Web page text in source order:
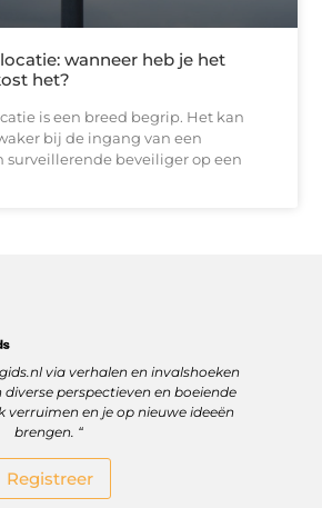
wanneer heb je het
het?
is een breed begrip. Het kan
bij de ingang van een
surveillerende beveiliger op een
via verhalen en invalshoeken
perspectieven en boeiende
verruimen en je op nieuwe ideeën
brengen. “
Registreer